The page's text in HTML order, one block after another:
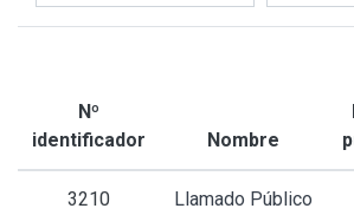
Nº
identificador
Nombre
3210
Llamado Público